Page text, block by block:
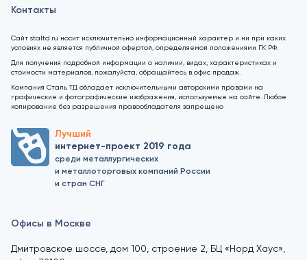
Контакты
Сайт staltd.ru носит исключительно информационный характер и ни при каких
условиях не является публичной офертой, определяемой положениями ГК РФ.
Для получения подробной информации о наличии, видах, характеристиках и
стоимости материалов, пожалуйста, обращайтесь в офис продаж.
Компания Сталь ТД обладает исключительными авторскими правами на
графические и фотографические изображения, используемые на сайте. Любое
копирование без разрешения правообладателя запрещено
Лучший
интернет-проект 2019 года
среди металлургических
и металлоторговых компаний России
и стран СНГ
Офисы в Москве
Дмитровское шоссе, дом 100, строение 2, БЦ «Норд Хаус»,